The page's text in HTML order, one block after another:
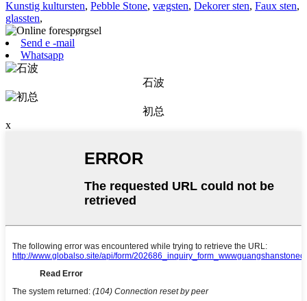
Kunstig kultursten, Pebble Stone, vægsten, Dekorer sten, Faux sten,
glassten,
Send e -mail
Whatsapp
石波
初总
x